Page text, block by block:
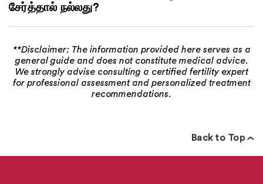
சேர்த்தால் நல்லது?
**Disclaimer: The information provided here serves as a
general guide and does not constitute medical advice.
We strongly advise consulting a certified fertility expert
for professional assessment and personalized treatment
recommendations.
Back to Top